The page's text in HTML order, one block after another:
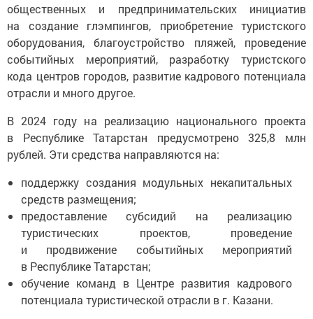
общественных и предпринимательских инициатив
на создание глэмпингов, приобретение туристского
оборудования, благоустройство пляжей, проведение
событийных мероприятий, разработку туристского
кода центров городов, развитие кадрового потенциала
отрасли и много другое.
В 2024 году на реализацию национального проекта
в Республике Татарстан предусмотрено 325,8 млн
рублей. Эти средства направляются на:
поддержку создания модульных некапитальных
средств размещения;
предоставление субсидий на реализацию
туристических проектов, проведение
и продвижение событийных мероприятий
в Республике Татарстан;
обучение команд в Центре развития кадрового
потенциала туристической отрасли в г. Казани.